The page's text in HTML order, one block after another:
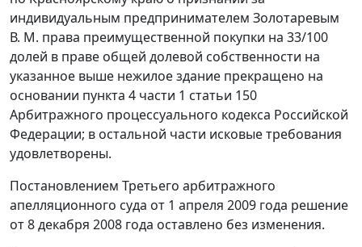
индивидуальным предпринимателем Золотаревым
В. М. права преимущественной покупки на 33/100
долей в праве общей долевой собственности на
указанное выше нежилое здание прекращено на
основании пункта 4 части 1 статьи 150
Арбитражного процессуального кодекса Российской
Федерации; в остальной части исковые требования
удовлетворены.
Постановлением Третьего арбитражного
апелляционного суда от 1 апреля 2009 года решение
от 8 декабря 2008 года оставлено без изменения.